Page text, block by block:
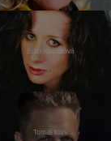
Ester Kočičková
Tomáš Klus